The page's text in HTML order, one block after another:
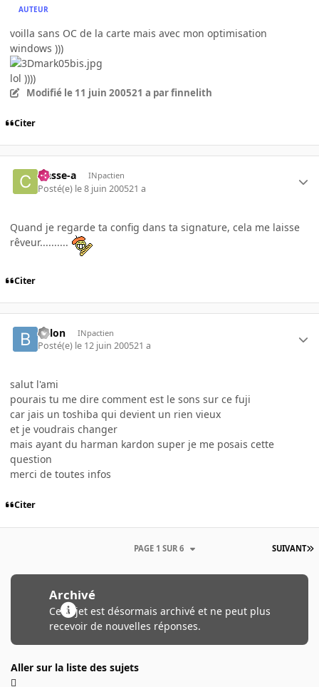
AUTEUR
voilla sans OC de la carte mais avec mon optimisation
windows )))
lol ))))
Modifié le 11 juin 200521 a par finnelith
Citer
classe-a INpactien
Posté(e) le 8 juin 200521 a
Quand je regarde ta config dans ta signature, cela me laisse
rêveur..........
Citer
billon INpactien
Posté(e) le 12 juin 200521 a
salut l'ami
pourais tu me dire comment est le sons sur ce fuji
car jais un toshiba qui devient un rien vieux
et je voudrais changer
mais ayant du harman kardon super je me posais cette
question
merci de toutes infos
Citer
SUIVANT
PAGE 1 SUR 6
Archivé
Ce sujet est désormais archivé et ne peut plus
recevoir de nouvelles réponses.
Aller sur la liste des sujets